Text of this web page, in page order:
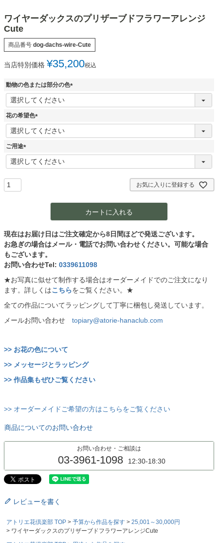
ワイヤーダックスのプリザーブドフラワーアレンジ
Cute
商品番号 dog-dachs-wire-Cute
当店特別価格 ¥35,200税込
動物の色または部分の色
(
花の希望色
(
必
ご用途
(
必
お気に入りに登録する
カートに入れる
現在はお届け日はご注文確定から8日間ほどで発送ございます。
お急ぎの場合はメール・電話でお問い合わせください。可能な場合
もございます。
お問い合わせTel: 0339611098
★お写真に似せて制作する場合はオーダーメイドでのご注文になり
ます。詳しくはこちらをご覧ください。★
全ての作品についてラッピングして丁寧に梱包し発送しています。
メールお問い合わせ topiary@atorie-hanaclub.com
>> お花の色について
>> メッセージとラッピング
>> 作品集もぜひご覧ください
>> オーダーメイドご希望の方はこちらをご覧ください
商品についてのお問い合わせ
お問い合わせ・ご相談は
03-3961-1098 12:30-18:30
レビューを書く
アトリエ花倶楽部 TOP 予算から作品を探す
25,001～30,000円
ワイヤーダックスのプリザーブドフラワーアレンジCute